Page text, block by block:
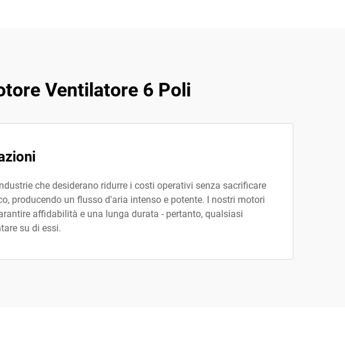
Ventilatore 6 Poli
che desiderano ridurre i costi operativi senza sacrificare
producendo un flusso d'aria intenso e potente. I nostri motori
affidabilità e una lunga durata - pertanto, qualsiasi
su di essi.